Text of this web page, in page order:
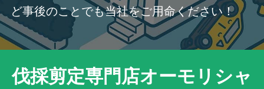
ど事後のことでも当社をご用命ください！
伐採剪定専門店オーモリシャ